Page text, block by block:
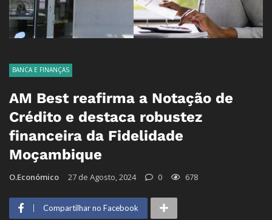
BANCA E FINANÇAS
AM Best reafirma a Notação de
Crédito e destaca robustez
financeira da Fidelidade
Moçambique
O.Económico 27 de Agosto, 2024 0 678
Compartilhar no Facebook